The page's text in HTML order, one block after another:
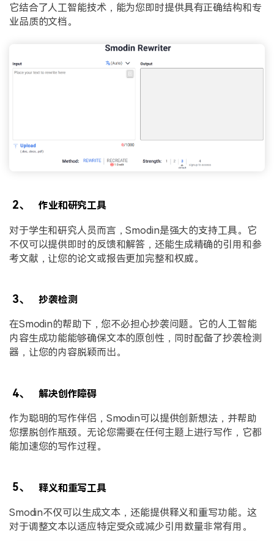
它结合了人工智能技术，能为您即时提供具有正确结构和专
业品质的文档。
2、 作业和研究工具
对于学生和研究人员而言，Smodin是强大的支持工具。它
不仅可以提供即时的反馈和解答，还能生成精确的引用和参
考文献，让您的论文或报告更加完整和权威。
3、 抄袭检测
在Smodin的帮助下，您不必担心抄袭问题。它的人工智能
内容生成功能能够确保文本的原创性，同时配备了抄袭检测
器，让您的内容脱颖而出。
4、 解决创作障碍
作为聪明的写作伴侣，Smodin可以提供创新想法，并帮助
您摆脱创作瓶颈。无论您需要在任何主题上进行写作，它都
能加速您的写作过程。
5、 释义和重写工具
Smodin不仅可以生成文本，还能提供释义和重写功能。这
对于调整文本以适应特定受众或减少引用数量非常有用。